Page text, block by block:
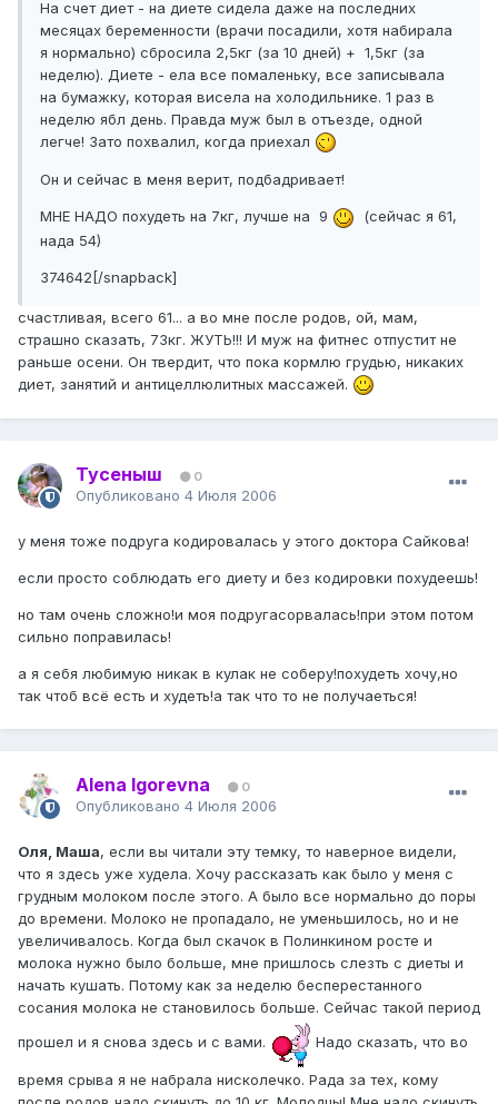
На счет диет - на диете сидела даже на последних
месяцах беременности (врачи посадили, хотя набирала
я нормально) сбросила 2,5кг (за 10 дней) + 1,5кг (за
неделю). Диете - ела все помаленьку, все записывала
на бумажку, которая висела на холодильнике. 1 раз в
неделю ябл день. Правда муж был в отъезде, одной
легче! Зато похвалил, когда приехал
Он и сейчас в меня верит, подбадривает!
МНЕ НАДО похудеть на 7кг, лучше на 9
(сейчас я 61,
нада 54)
374642[/snapback]
счастливая, всего 61... а во мне после родов, ой, мам,
страшно сказать, 73кг. ЖУТЬ!!! И муж на фитнес отпустит не
раньше осени. Он твердит, что пока кормлю грудью, никаких
диет, занятий и антицеллюлитных массажей.
Тусеныш 0
Опубликовано 4 Июля 2006
у меня тоже подруга кодировалась у этого доктора Сайкова!
если просто соблюдать его диету и без кодировки похудеешь!
но там очень сложно!и моя подругасорвалась!при этом потом
сильно поправилась!
а я себя любимую никак в кулак не соберу!похудеть хочу,но
так чтоб всё есть и худеть!а так что то не получаеться!
Alena Igorevna 0
Опубликовано 4 Июля 2006
Оля, Маша, если вы читали эту темку, то наверное видели,
что я здесь уже худела. Хочу рассказать как было у меня с
грудным молоком после этого. А было все нормально до поры
до времени. Молоко не пропадало, не уменьшилось, но и не
увеличивалось. Когда был скачок в Полинкином росте и
молока нужно было больше, мне пришлось слезть с диеты и
начать кушать. Потому как за неделю бесперестанного
сосания молока не становилось больше. Сейчас такой период
прошел и я снова здесь и с вами.
Надо сказать, что во
время срыва я не набрала нисколечко. Рада за тех, кому